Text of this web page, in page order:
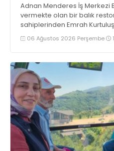
Adnan Menderes İş Merkezi
vermekte olan bir balık
sahiplerinden Emrah
tezgahlarda taze balık
boyunca tezgahlarda taze
06 Ağustos 2026 Perşembe